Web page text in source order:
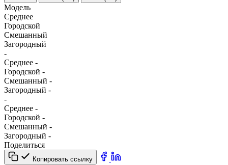
Модель
Среднее
Городской
Смешанный
Загородный
-
Среднее -
Городской -
Смешанный -
Загородный -
-
Среднее -
Городской -
Смешанный -
Загородный -
Поделиться
Копировать ссылку